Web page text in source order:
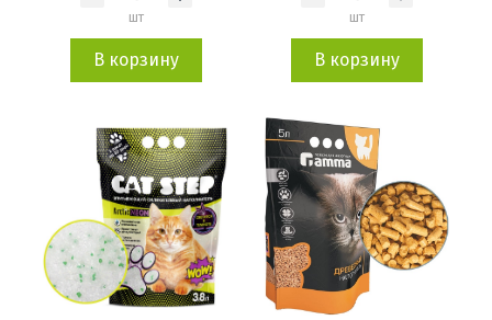
шт
В корзину
шт
В корзину